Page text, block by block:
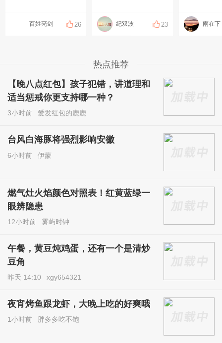
百姓亮剑 26 纪双波 23 雨在下
热点推荐
【晚八点红包】孩子犯错，讲道理和
适当惩戒你更支持哪一种？
3小时前 爱发红包的鹿鹿
台风白海豚将强烈影响安徽
6小时前 伊蒙
燃气灶火焰颜色对照表！红黄蓝绿一
眼辨隐患
12小时前 雾屿时钟
午餐，黄豆炖鸡蛋，还有一个是清炒
豆角
昨天 14:10 xgy654321
夜宵烤鱼跟龙虾，大晚上吃的好爽哦
1小时前 胖多多吃不饱